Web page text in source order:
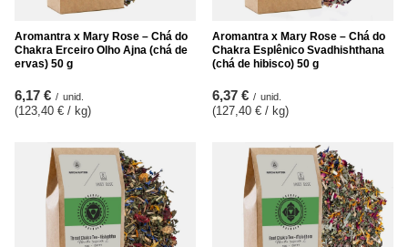
Aromantra x Mary Rose – Chá do
Chakra Erceiro Olho Ajna (chá de
ervas) 50 g
6,17 € / unid.
(123,40 € / kg)
Aromantra x Mary Rose – Chá do
Chakra Esplênico Svadhishthana
(chá de hibisco) 50 g
6,37 € / unid.
(127,40 € / kg)